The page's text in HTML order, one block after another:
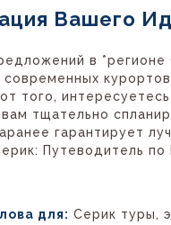
Вашего
в
современных
того,
тщательно
гарантирует
Путеводитель
для: Серик туры,